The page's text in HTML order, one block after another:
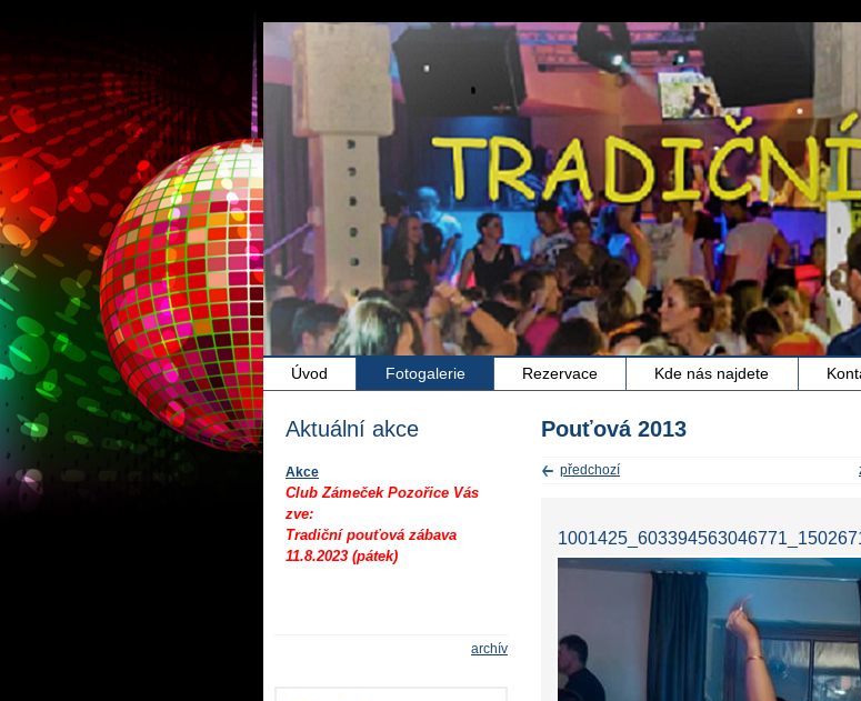
Úvod Fotogalerie Rezervace Kde nás najdete
Pouťová 2013
předchozí
Aktuální akce
Akce
Club Zámeček Pozořice Vás
zve:
Tradiční pouťová zábava
11.8.2023 (pátek)
archív